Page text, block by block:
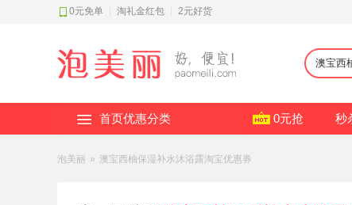
0元免单 淘礼金红包 2元好货
首页优惠分类 0元抢 秒
泡美丽 » 澳宝西柚保湿补水沐浴露淘宝优惠券